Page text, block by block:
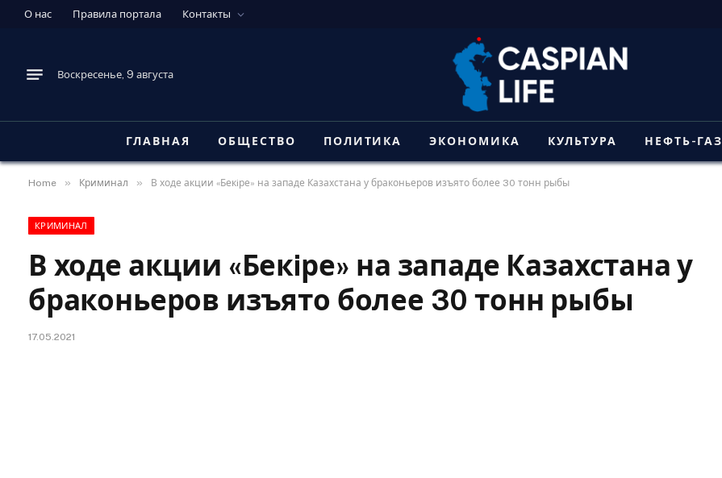
О нас Правила портала Контакты
Воскресенье, 9 августа
ГЛАВНАЯ ОБЩЕСТВО ПОЛИТИКА ЭКОНОМИКА КУЛЬТУРА НЕФТЬ-ГАЗ
Home » Криминал » В ходе акции «Бекiре» на западе Казахстана у браконьеров изъято более 30 тонн рыбы
КРИМИНАЛ
В ходе акции «Бекiре» на западе Казахстана у
браконьеров изъято более 30 тонн рыбы
17.05.2021